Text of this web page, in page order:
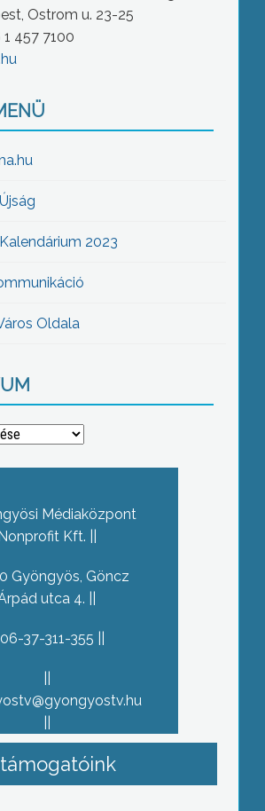
Ostrom u. 23-25
457 7100
2023
Oldala
Médiaközpont
Kft.
Gyöngyös, Göncz
utca 4.
06-37-311-355